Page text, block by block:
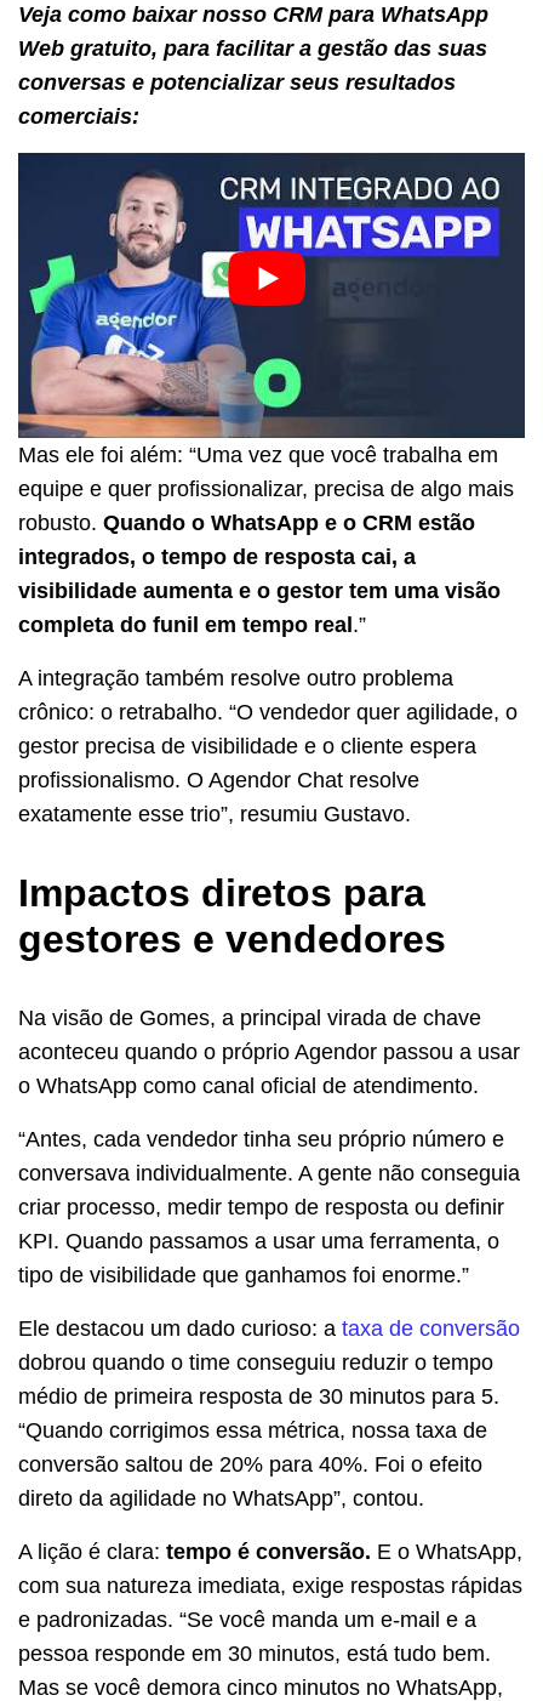
Veja como baixar nosso CRM para WhatsApp
Web gratuito, para facilitar a gestão das suas
conversas e potencializar seus resultados
comerciais:
Mas ele foi além: “Uma vez que você trabalha em
equipe e quer profissionalizar, precisa de algo mais
robusto. Quando o WhatsApp e o CRM estão
integrados, o tempo de resposta cai, a
visibilidade aumenta e o gestor tem uma visão
completa do funil em tempo real.”
A integração também resolve outro problema
crônico: o retrabalho. “O vendedor quer agilidade, o
gestor precisa de visibilidade e o cliente espera
profissionalismo. O Agendor Chat resolve
exatamente esse trio”, resumiu Gustavo.
Impactos diretos para
gestores e vendedores
Na visão de Gomes, a principal virada de chave
aconteceu quando o próprio Agendor passou a usar
o WhatsApp como canal oficial de atendimento.
“Antes, cada vendedor tinha seu próprio número e
conversava individualmente. A gente não conseguia
criar processo, medir tempo de resposta ou definir
KPI. Quando passamos a usar uma ferramenta, o
tipo de visibilidade que ganhamos foi enorme.”
Ele destacou um dado curioso: a taxa de conversão
dobrou quando o time conseguiu reduzir o tempo
médio de primeira resposta de 30 minutos para 5.
“Quando corrigimos essa métrica, nossa taxa de
conversão saltou de 20% para 40%. Foi o efeito
direto da agilidade no WhatsApp”, contou.
A lição é clara: tempo é conversão. E o WhatsApp,
com sua natureza imediata, exige respostas rápidas
e padronizadas. “Se você manda um e-mail e a
pessoa responde em 30 minutos, está tudo bem.
Mas se você demora cinco minutos no WhatsApp,